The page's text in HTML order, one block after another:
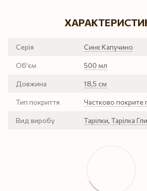
Серія Синє Капучино
Об'єм 500 мл
Довжина 18,5 см
Тип покриття Частково покрите
Вид виробу Тарілки, Тарілка